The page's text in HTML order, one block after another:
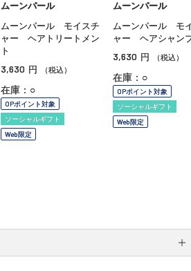
ムーンパール
ムーンパール モイスチ
ャー ヘアトリートメン
ト
3,630 円 （税込）
在庫：○
OPポイント対象
ソーシャルギフト
Web限定
ムーンパール
ムーンパール モ
ャー ヘアシャン
3,630 円 （税込）
在庫：○
OPポイント対象
ソーシャルギフト
Web限定